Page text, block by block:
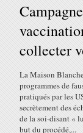
collecter
La Maison
programmes de
pratiqués par les
secrètement des
de la soi-disant «
but du procédé,...